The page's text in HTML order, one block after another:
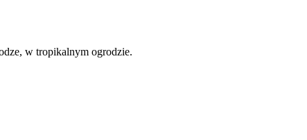
w tropikalnym ogrodzie.